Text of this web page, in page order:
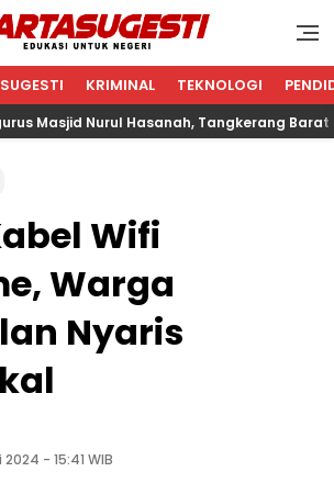
SUGESTI √ EDUKASI
Edukasi Untuk Negeri
SUGESTI KRIMINAL TEKNOLOGI
Nurul Hasanah, Tangkerang Barat
Wifi
Warga
Nyaris
- 15:41 WIB